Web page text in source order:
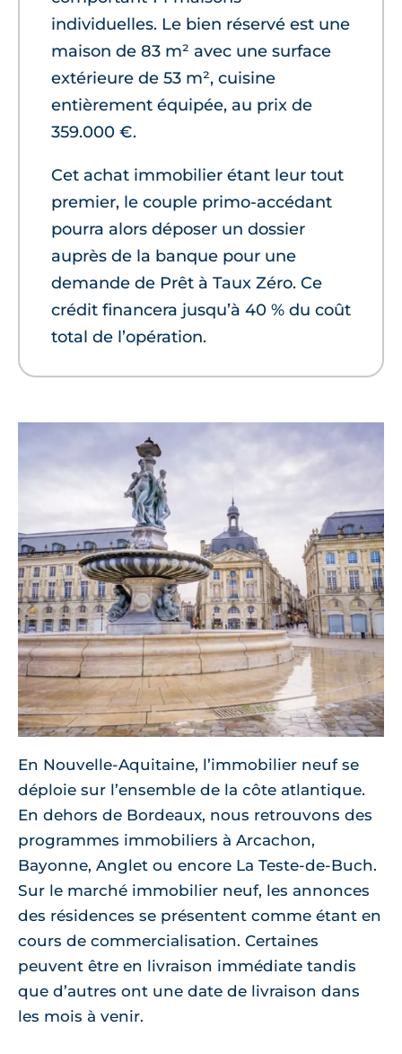
individuelles. Le bien réservé est une
maison de 83 m² avec une surface
extérieure de 53 m², cuisine
entièrement équipée, au prix de
359.000 €.
Cet achat immobilier étant leur tout
premier, le couple primo-accédant
pourra alors déposer un dossier
auprès de la banque pour une
demande de Prêt à Taux Zéro. Ce
crédit financera jusqu’à 40 % du coût
total de l’opération.
En Nouvelle-Aquitaine, l’immobilier neuf se
déploie sur l’ensemble de la côte atlantique.
En dehors de Bordeaux, nous retrouvons des
programmes immobiliers à Arcachon,
Bayonne, Anglet ou encore La Teste-de-Buch.
Sur le marché immobilier neuf, les annonces
des résidences se présentent comme étant en
cours de commercialisation. Certaines
peuvent être en livraison immédiate tandis
que d’autres ont une date de livraison dans
les mois à venir.